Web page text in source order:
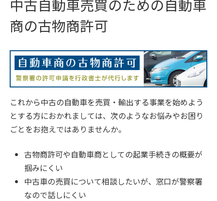
中古自動車売買のための自動車
商の古物商許可
これから中古の自動車を売買・輸出する事業を始めよう
とする方におかれましては、次のようなお悩みやお困り
ごとをお抱えではありませんか。
古物商許可や自動車商としての起業手続きの概要が
掴みにくい
中古車の売買について相談したいが、窓口が警察署
なので話しにくい